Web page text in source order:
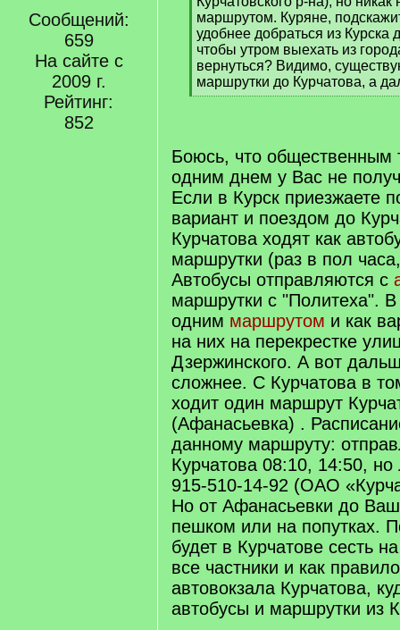
Сообщений:
659
На сайте с
2009 г.
Рейтинг:
852
]маршрутом. Куряне,
удобнее добраться из Курска
чтобы утром выехать из
вернуться? Видимо,
маршрутки до Курчатова, а
[
Боюсь, что общественным
одним днем у Вас не
Если в Курск приезжаете
вариант и поездом до
Курчатова ходят как
маршрутки (раз в пол
Автобусы отправляются с
маршрутки с "Политеха".
одним маршрутом и как
на них на перекрестке
Дзержинского. А вот
сложнее. С Курчатова в
ходит один маршрут
(Афанасьевка) .
данному маршруту:
Курчатова 08:10, 14:50, но
915-510-14-92 (ОАО
Но от Афанасьевки до
пешком или на попутках.
будет в Курчатове сесть
все частники и как
автовокзала Курчатова,
автобусы и маршрутки из